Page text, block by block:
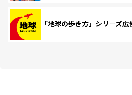
「地球の歩き方」シリーズ